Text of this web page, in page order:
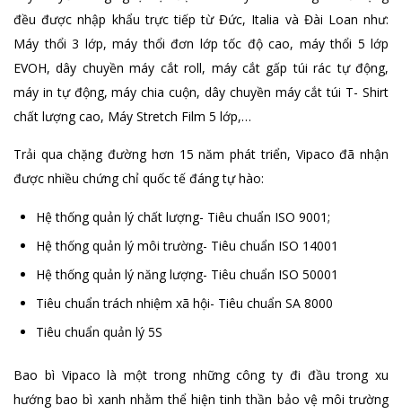
đều được nhập khẩu trực tiếp từ Đức, Italia và Đài Loan như:
Máy thổi 3 lớp, máy thổi đơn lớp tốc độ cao, máy thổi 5 lớp
EVOH, dây chuyền máy cắt roll, máy cắt gấp túi rác tự động,
máy in tự động, máy chia cuộn, dây chuyền máy cắt túi T- Shirt
chất lượng cao, Máy Stretch Film 5 lớp,…
Trải qua chặng đường hơn 15 năm phát triển, Vipaco đã nhận
được nhiều chứng chỉ quốc tế đáng tự hào:
Hệ thống quản lý chất lượng- Tiêu chuẩn ISO 9001;
Hệ thống quản lý môi trường- Tiêu chuẩn ISO 14001
Hệ thống quản lý năng lượng- Tiêu chuẩn ISO 50001
Tiêu chuẩn trách nhiệm xã hội- Tiêu chuẩn SA 8000
Tiêu chuẩn quản lý 5S
Bao bì Vipaco là một trong những công ty đi đầu trong xu
hướng bao bì xanh nhằm thể hiện tinh thần bảo vệ môi trường